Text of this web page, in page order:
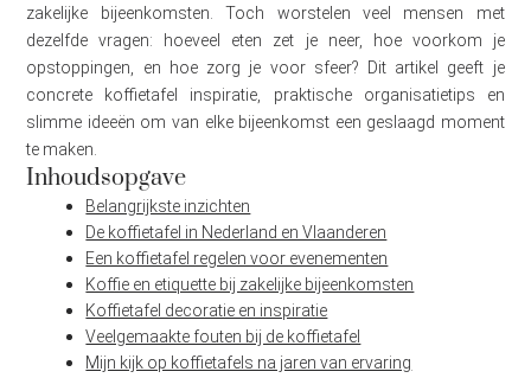
zakelijke bijeenkomsten. Toch worstelen veel mensen met
dezelfde vragen: hoeveel eten zet je neer, hoe voorkom je
opstoppingen, en hoe zorg je voor sfeer? Dit artikel geeft je
concrete koffietafel inspiratie, praktische organisatietips en
slimme ideeën om van elke bijeenkomst een geslaagd moment
te maken.
Inhoudsopgave
Belangrijkste inzichten
De koffietafel in Nederland en Vlaanderen
Een koffietafel regelen voor evenementen
Koffie en etiquette bij zakelijke bijeenkomsten
Koffietafel decoratie en inspiratie
Veelgemaakte fouten bij de koffietafel
Mijn kijk op koffietafels na jaren van ervaring